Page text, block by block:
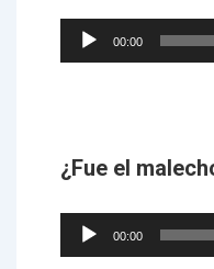
Audio
Player
00:00
¿Fue el
Audio
Player
00:00